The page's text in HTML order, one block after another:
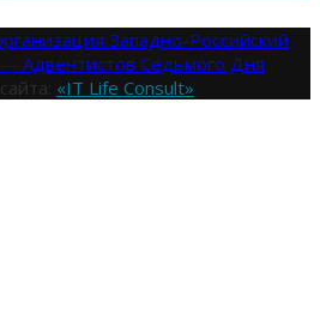
Западно-Российский
Адвентистов Седьмого Дня
«IT Life Consult»